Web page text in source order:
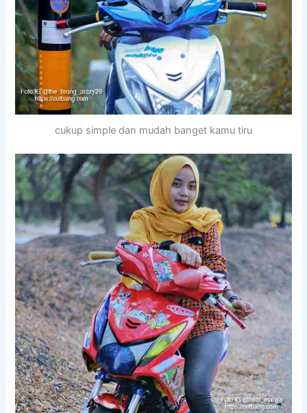
cukup simple dan mudah banget kamu tiru